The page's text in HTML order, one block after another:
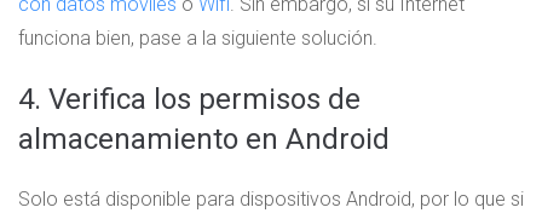
funciona bien, pase a la siguiente solución.
4. Verifica los permisos de
almacenamiento en Android
Solo está disponible para dispositivos Android, por lo que si